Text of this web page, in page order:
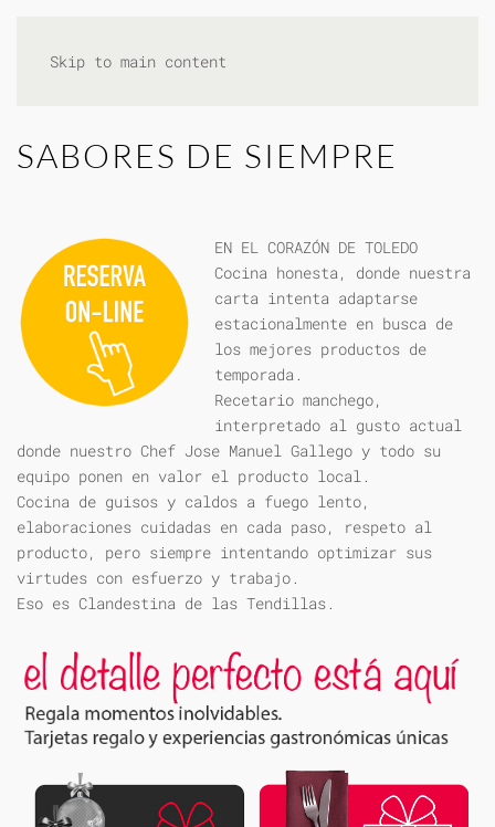
Skip to main content
SABORES DE SIEMPRE
EN EL CORAZÓN DE TOLEDO
Cocina honesta, donde nuestra
carta intenta adaptarse
estacionalmente en busca de
los mejores productos de
temporada.
Recetario manchego,
interpretado al gusto actual
donde nuestro Chef Jose Manuel Gallego y todo su
equipo ponen en valor el producto local.
Cocina de guisos y caldos a fuego lento,
elaboraciones cuidadas en cada paso, respeto al
producto, pero siempre intentando optimizar sus
virtudes con esfuerzo y trabajo.
Eso es Clandestina de las Tendillas.